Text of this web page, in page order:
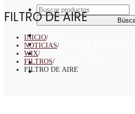
Buscar:
INICIO
CATÁLOGO DE PRODUCTOS
¿DONDE COMPRAR?
SOBRE NOSOTROS
CONTACTO
FILTRO DE AIRE
INICIO/
NOTICIAS/
WIX/
FILTROS/
FILTRO DE AIRE